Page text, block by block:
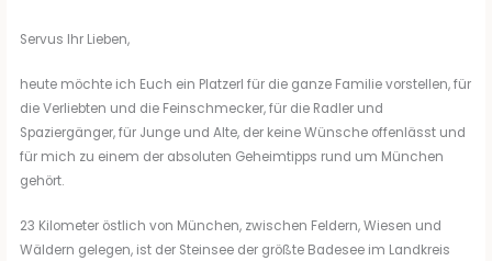
Servus Ihr Lieben,
heute möchte ich Euch ein Platzerl für die ganze Familie vorstellen, für
die Verliebten und die Feinschmecker, für die Radler und
Spaziergänger, für Junge und Alte, der keine Wünsche offenlässt und
für mich zu einem der absoluten Geheimtipps rund um München
gehört.
23 Kilometer östlich von München, zwischen Feldern, Wiesen und
Wäldern gelegen, ist der Steinsee der größte Badesee im Landkreis